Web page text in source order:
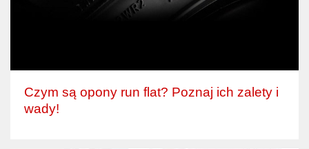
Czym są opony run flat? Poznaj ich zalety i
wady!